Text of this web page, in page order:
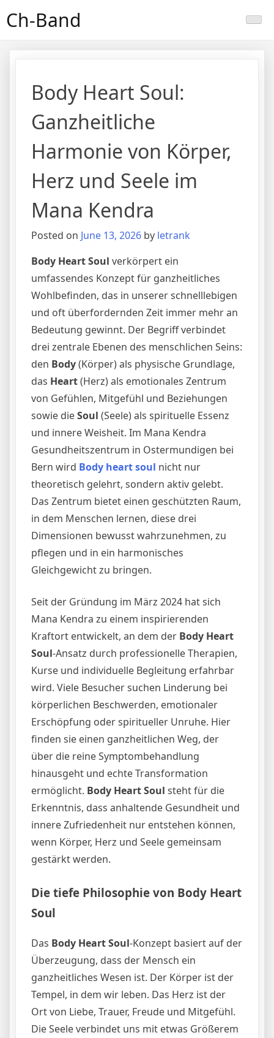
toCh-Band
Body Heart Soul:
Ganzheitliche
Harmonie von Körper,
Herz und Seele im
Mana Kendra
Posted on June 13, 2026 by letrank
Body Heart Soul verkörpert ein
umfassendes Konzept für ganzheitliches
Wohlbefinden, das in unserer schnelllebigen
und oft überfordernden Zeit immer mehr an
Bedeutung gewinnt. Der Begriff verbindet
drei zentrale Ebenen des menschlichen Seins:
den Body(Körper) als physische Grundlage,
das Heart(Herz) als emotionales Zentrum
von Gefühlen, Mitgefühl und Beziehungen
sowie dieSoul (Seele) als spirituelle Essenz
und innere Weisheit. Im Mana Kendra
Gesundheitszentrum in Ostermundigen bei
Bern wird Body heart soul nicht nur
theoretisch gelehrt, sondern aktiv gelebt.
Das Zentrum bietet einen geschützten Raum,
in dem Menschen lernen, diese drei
Dimensionen bewusst wahrzunehmen, zu
pflegen und in ein harmonisches
Gleichgewicht zu bringen.
Seit der Gründung im März 2024 hat sich
Mana Kendra zu einem inspirierenden
Kraftort entwickelt, an dem der Body Heart
Soul-Ansatz durch professionelle Therapien,
Kurse und individuelle Begleitung erfahrbar
wird. Viele Besucher suchen Linderung bei
körperlichen Beschwerden, emotionaler
Erschöpfung oder spiritueller Unruhe. Hier
finden sie einen ganzheitlichen Weg, der
über die reine Symptombehandlung
hinausgeht und echte Transformation
ermöglicht. Body Heart Soul steht für die
Erkenntnis, dass anhaltende Gesundheit und
innere Zufriedenheit nur entstehen können,
wenn Körper, Herz und Seele gemeinsam
gestärkt werden.
Die tiefe Philosophie von Body Heart
Soul
Das Body Heart Soul-Konzept basiert auf der
Überzeugung, dass der Mensch ein
ganzheitliches Wesen ist. Der Körper ist der
Tempel, in dem wir leben. Das Herz ist der
Ort von Liebe, Trauer, Freude und Mitgefühl.
Die Seele verbindet uns mit etwas Größerem